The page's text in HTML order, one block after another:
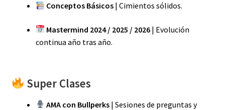
Conceptos Básicos| Cimientos sólidos.
Mastermind 2024 / 2025 / 2026| Evolución
continua año tras año.
Super Clases
AMA con Bullperks| Sesiones de preguntas y